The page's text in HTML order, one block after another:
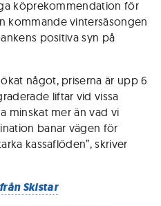
köprekommendation för
kommande vintersäsongen
positiva syn på
något, priserna är upp 6
liftar vid vissa
minskat mer än vad vi
banar vägen för
kassaflöden”, skriver
Skistar